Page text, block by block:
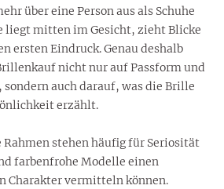
über eine Person aus als Schuhe
liegt mitten im Gesicht, zieht Blicke
ersten Eindruck. Genau deshalb
nicht nur auf Passform und
auch darauf, was die Brille
erzählt.
Rahmen stehen häufig für Seriosität
farbenfrohe Modelle einen
Charakter vermitteln können.